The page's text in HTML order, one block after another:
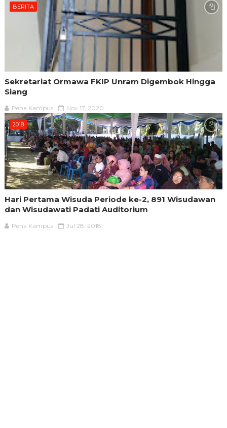
BERITA
Sekretariat Ormawa FKIP Unram Digembok Hingga
Siang
Pena Kampus Nov 17, 2020
2018
Hari Pertama Wisuda Periode ke-2, 891 Wisudawan
dan Wisudawati Padati Auditorium
Pena Kampus Jul 28, 2018